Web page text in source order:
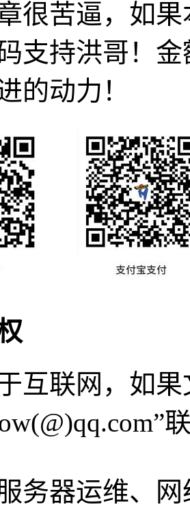
很苦逼，如
支持洪哥！
的动力！
互联网，如
务器运维、